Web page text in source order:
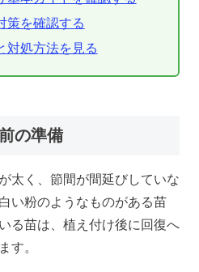
策を確認する
対処方法を見る
の準備
太く、節間が間延びしていな
い粉のようなものがある苗
る苗は、植え付け後に回復へ
す。